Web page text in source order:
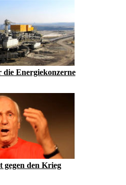
Energiekonzerne
gegen den Krieg